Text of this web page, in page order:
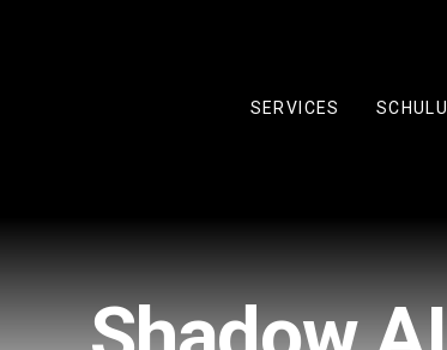
SERVICES